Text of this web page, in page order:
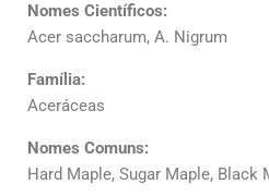
Nomes Científicos:
Acer saccharum, A. Nigrum
Família:
Aceráceas
Nomes Comuns:
Hard Maple, Sugar Maple, Black